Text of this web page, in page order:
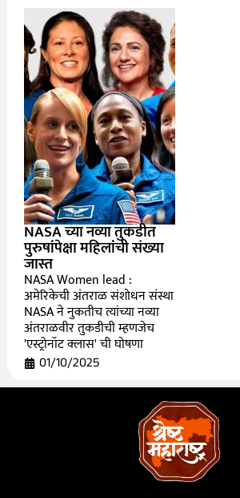
NASA च्या नव्या तुकडीत
पुरुषांपेक्षा महिलांची संख्या
जास्त
NASA Women lead :
अमेरिकेची अंतराळ संशोधन संस्था
NASA ने नुकतीच त्यांच्या नव्या
अंतराळवीर तुकडीची म्हणजेच
'एस्ट्रोनॉट क्लास' ची घोषणा
01/10/2025